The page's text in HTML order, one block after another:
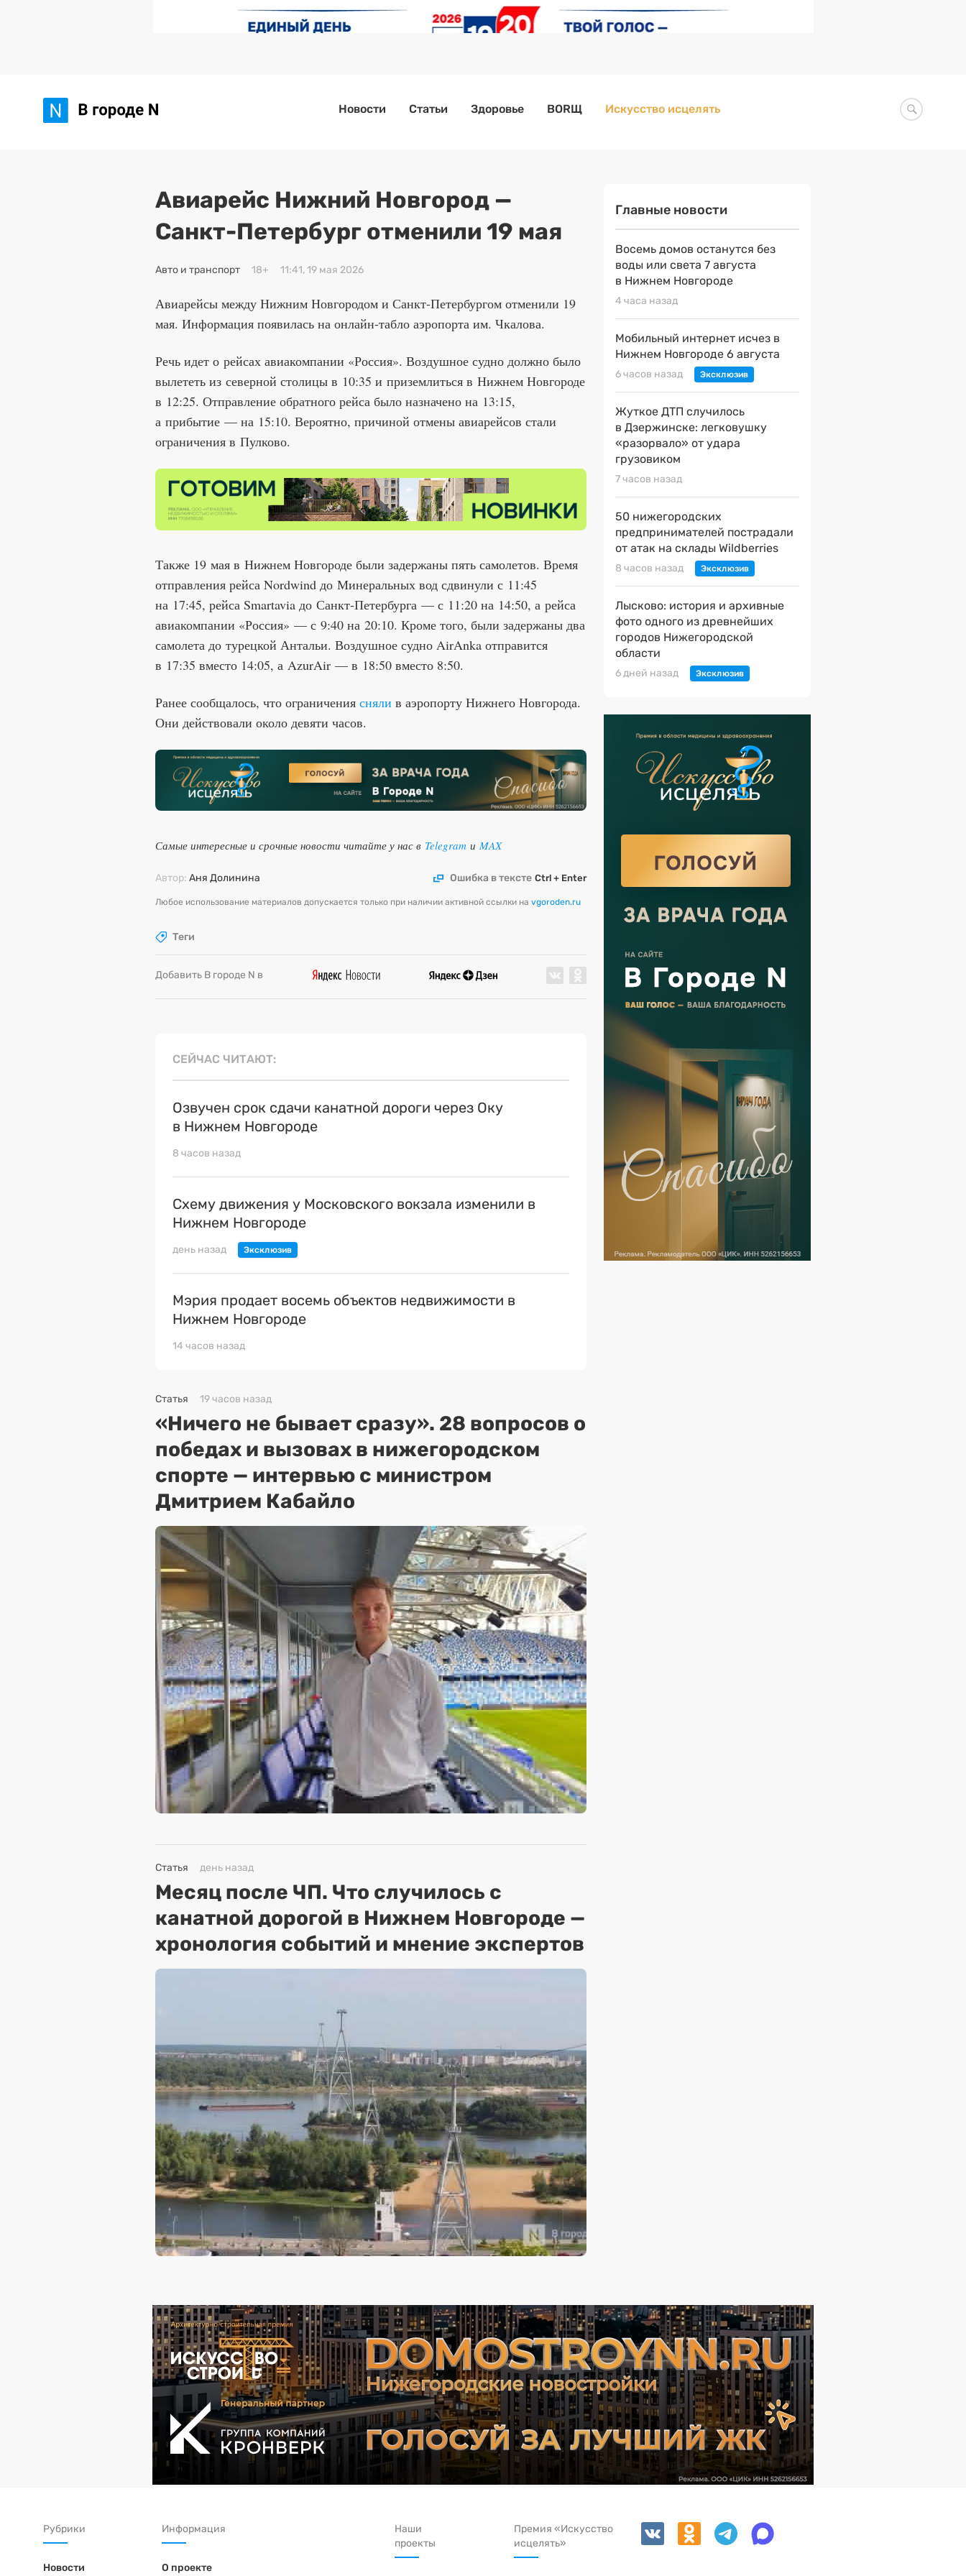
Новости Статьи Здоровье BORЩ Искусство исцелять
Авиарейс Нижний Новгород —
Санкт-Петербург отменили 19 мая
Авто и транспорт 18+ 11:41, 19 мая 2026
Авиарейсы между Нижним Новгородом и Санкт-Петербургом отменили 19
мая. Информация появилась на онлайн-табло аэропорта им. Чкалова.
Речь идет о рейсах авиакомпании «Россия». Воздушное судно должно было
вылететь из северной столицы в 10:35 и приземлиться в Нижнем Новгороде
в 12:25. Отправление обратного рейса было назначено на 13:15,
а прибытие — на 15:10. Вероятно, причиной отмены авиарейсов стали
ограничения в Пулково.
Также 19 мая в Нижнем Новгороде были задержаны пять самолетов. Время
отправления рейса Nordwind до Минеральных вод сдвинули с 11:45
на 17:45, рейса Smartavia до Санкт-Петербурга — с 11:20 на 14:50, а рейса
авиакомпании «Россия» — с 9:40 на 20:10. Кроме того, были задержаны два
самолета до турецкой Антальи. Воздушное судно AirAnka отправится
в 17:35 вместо 14:05, а AzurAir — в 18:50 вместо 8:50.
Ранее сообщалось, что ограничения сняли в аэропорту Нижнего Новгорода.
Они действовали около девяти часов.
Самые интересные и срочные новости читайте у нас в Telegram и MAX
Автор: Аня Долинина Ошибка в тексте Ctrl + Enter
Любое использование материалов допускается только при наличии активной ссылки на vgoroden.ru
Теги
Добавить В городе N в
СЕЙЧАС ЧИТАЮТ
Озвучен срок сдачи канатной дороги через Оку
в Нижнем Новгороде
8 часов назад
Схему движения у Московского вокзала изменили в
Нижнем Новгороде
день назад
Мэрия продает восемь объектов недвижимости в
Нижнем Новгороде
14 часов назад
Статья 19 часов назад
«Ничего не бывает сразу». 28 вопросов о
победах и вызовах в нижегородском
спорте — интервью с министром
Дмитрием Кабайло
Статья день назад
Месяц после ЧП. Что случилось с
канатной дорогой в Нижнем Новгороде —
хронология событий и мнение экспертов
Главные новости
Восемь домов останутся без
воды или света 7 августа
в Нижнем Новгороде
4 часа назад
Мобильный интернет исчез в
Нижнем Новгороде 6 августа
6 часов назад
Жуткое ДТП случилось
в Дзержинске: легковушку
«разорвало» от удара
грузовиком
7 часов назад
50 нижегородских
предпринимателей пострадали
от атак на склады Wildberries
8 часов назад
Лысково: история и архивные
фото одного из древнейших
городов Нижегородской
области
6 дней назад
Рубрики
Новости
Информация
О проекте
Наши
проекты
Премия «Искусство
исцелять»